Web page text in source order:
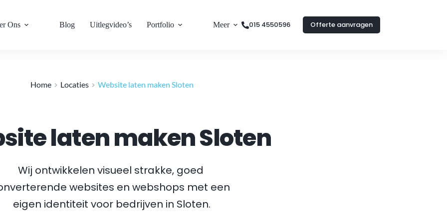
Ons Blog Uitlegvideo’s Portfolio Meer 015 4550596 Offerte aanvragen
Home Locaties Website laten maken Sloten
laten maken Sloten
Wij ontwikkelen visueel strakke, goed
websites en webshops met een
eigen identiteit voor bedrijven in Sloten.